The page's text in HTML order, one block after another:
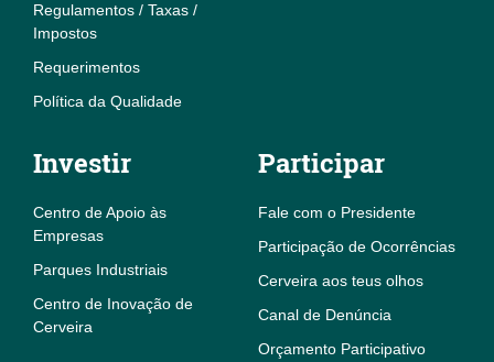
Regulamentos / Taxas /
Impostos
Requerimentos
Política da Qualidade
Investir
Centro de Apoio às
Empresas
Parques Industriais
Centro de Inovação de
Cerveira
Participar
Fale com o Presidente
Participação de Ocorrências
Cerveira aos teus olhos
Canal de Denúncia
Orçamento Participativo